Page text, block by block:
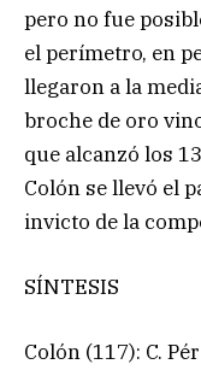
pero no fue
el perímetro, en
llegaron a la
broche de oro
que alcanzó los
Colón se llevó el
invicto de la
SÍNTESIS
Colón (117): C.